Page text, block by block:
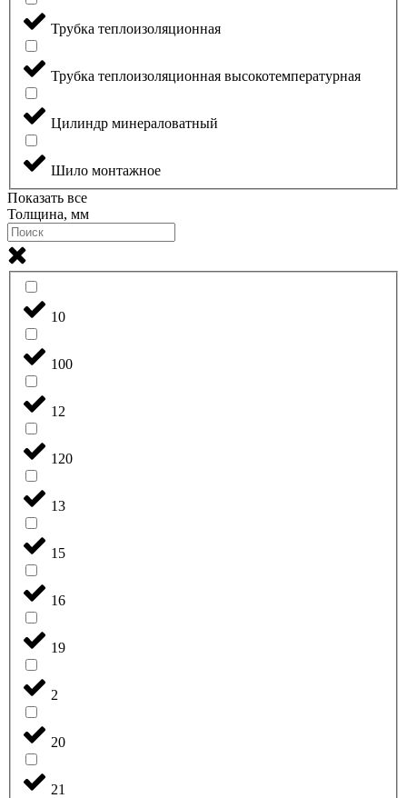
Трубка теплоизоляционная
Трубка теплоизоляционная высокотемпературная
Цилиндр минераловатный
Шило монтажное
Показать все
Толщина, мм
10
100
12
120
13
15
16
19
2
20
21